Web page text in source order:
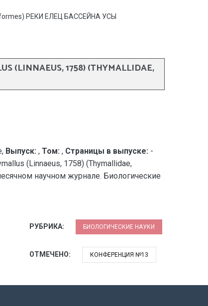
РЕКИ ЕЛЕЦ БАССЕЙНА УСЫ
1758) (THYMALLIDAE,
Выпуск: , Том: , Страницы в выпуске: -
(Linnaeus, 1758) (Thymallidae,
научном журнале. Биологические
РУБРИКА: БИОЛОГИЧЕСКИЕ НАУКИ
ОТМЕЧЕНО: КОНФЕРЕНЦИЯ №13